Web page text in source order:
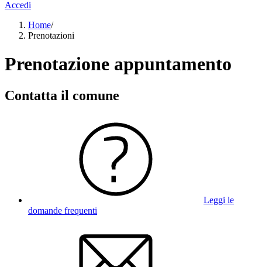
Accedi
Home/
Prenotazioni
Prenotazione appuntamento
Contatta il comune
Leggi le
domande frequenti